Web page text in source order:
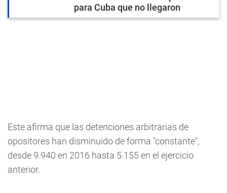
para Cuba que no llegaron
Este afirma que las detenciones arbitrarias de
opositores han disminuido de forma "constante",
desde 9.940 en 2016 hasta 5.155 en el ejercicio
anterior.